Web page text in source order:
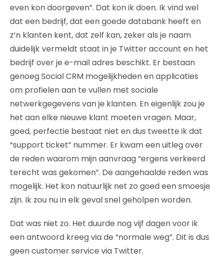
even kon doorgeven”. Dat kon ik doen. Ik vind wel
dat een bedrijf, dat een goede databank heeft en
z’n klanten kent, dat zelf kan, zeker als je naam
duidelijk vermeldt staat in je Twitter account en het
bedrijf over je e-mail adres beschikt. Er bestaan
genoeg Social CRM mogelijkheden en applicaties
om profielen aan te vullen met sociale
netwerkgegevens van je klanten. En eigenlijk zou je
het aan elke nieuwe klant moeten vragen. Maar,
goed, perfectie bestaat niet en dus tweette ik dat
“support ticket” nummer. Er kwam een uitleg over
de reden waarom mijn aanvraag “ergens verkeerd
terecht was gekomen”. De aangehaalde reden was
mogelijk. Het kon natuurlijk net zo goed een smoesje
zijn. Ik zou nu in elk geval snel geholpen worden.
Dat was niet zo. Het duurde nog vijf dagen voor ik
een antwoord kreeg via de “normale weg”. Dit is dus
geen customer service via Twitter.